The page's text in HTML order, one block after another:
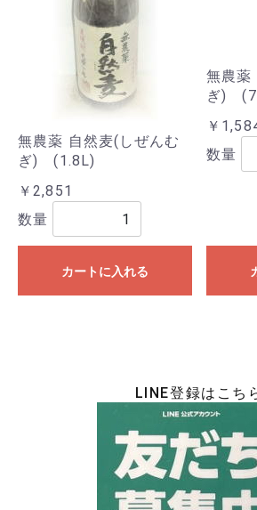
無農薬 自然麦(しぜんむ
ぎ) (1.8L)
￥2,851
数量
カートに入れる
無農薬
ぎ)
￥
数量
LINE登録はこち